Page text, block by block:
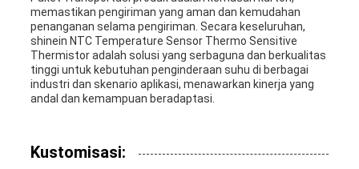
memastikan pengiriman yang aman dan kemudahan
penanganan selama pengiriman. Secara keseluruhan,
shinein NTC Temperature Sensor Thermo Sensitive
Thermistor adalah solusi yang serbaguna dan berkualitas
tinggi untuk kebutuhan penginderaan suhu di berbagai
industri dan skenario aplikasi, menawarkan kinerja yang
andal dan kemampuan beradaptasi.
Kustomisasi: